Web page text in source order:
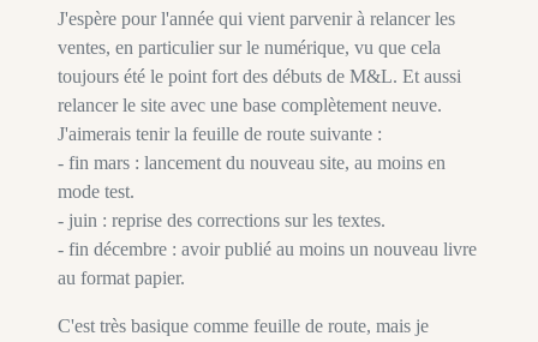
J'espère pour l'année qui vient parvenir à relancer les
ventes, en particulier sur le numérique, vu que cela
toujours été le point fort des débuts de M&L. Et aussi
relancer le site avec une base complètement neuve.
J'aimerais tenir la feuille de route suivante :
- fin mars : lancement du nouveau site, au moins en
mode test.
- juin : reprise des corrections sur les textes.
- fin décembre : avoir publié au moins un nouveau livre
au format papier.
C'est très basique comme feuille de route, mais je